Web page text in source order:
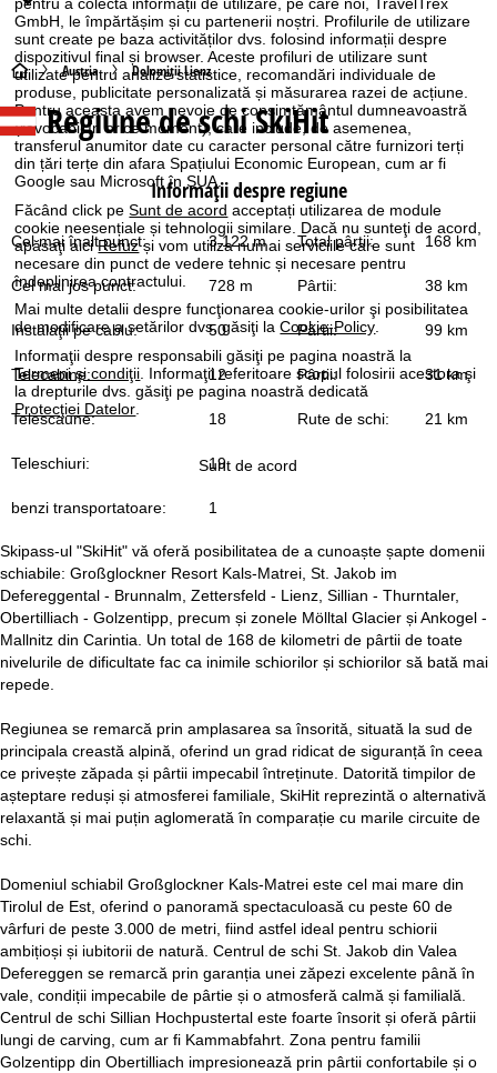
pentru a colecta informații de utilizare, pe care noi, TravelTrex
GmbH, le împărtășim și cu partenerii noștri. Profilurile de utilizare
sunt create pe baza activităților dvs. folosind informații despre
dispozitivul final și browser. Aceste profiluri de utilizare sunt
utilizate pentru analize statistice, recomandări individuale de
produse, publicitate personalizată și măsurarea razei de acțiune.
Pentru aceasta avem nevoie de consimțământul dumneavoastră
(revocabil în orice moment), care include, de asemenea,
transferul anumitor date cu caracter personal către furnizori terți
din țări terțe din afara Spațiului Economic European, cum ar fi
Google sau Microsoft în SUA.
Făcând click peSunt de acord acceptați utilizarea de module
cookie neesențiale și tehnologii similare. Dacă nu sunteţi de acord,
apăsaţi aiciRefuzși vom utiliza numai serviciile care sunt
necesare din punct de vedere tehnic și necesare pentru
îndeplinirea contractului.
Mai multe detalii despre funcţionarea cookie-urilor şi posibilitatea
de modificare a setărilor dvs. găsiţi laCookie-Policy
Informaţii despre responsabili găsiţi pe pagina noastră la
Termeni şi condiţii . Informaţii referitoare scopul folosirii acestora şi
la drepturile dvs. găsiţi pe pagina noastră dedicată
Protecţiei Datelor
Sunt de acord
A
c
a
s
ă
Austria Dolomiţii Lienz
Regiune de schi SkiHit
Informaţii despre regiune
Cel mai înalt punct: 3.122 m Total pârtii: 168 km
Cel mai jos punct: 728 m Pârtii: 38 km
Instalaţii pe cablu: 50 Pârtii: 99 km
Telecabine: 12 Pârtii: 31 km
Telescaune: 18 Rute de schi: 21 km
Teleschiuri: 19
benzi transportatoare: 1
Skipass-ul "SkiHit" vă oferă posibilitatea de a cunoaște șapte domenii
schiabile: Großglockner Resort Kals-Matrei, St. Jakob im
Defereggental - Brunnalm, Zettersfeld - Lienz, Sillian - Thurntaler,
Obertilliach - Golzentipp, precum și zonele Mölltal Glacier și Ankogel -
Mallnitz din Carintia. Un total de 168 de kilometri de pârtii de toate
nivelurile de dificultate fac ca inimile schiorilor și schiorilor să bată mai
repede.
Regiunea se remarcă prin amplasarea sa însorită, situată la sud de
principala creastă alpină, oferind un grad ridicat de siguranță în ceea
ce privește zăpada și pârtii impecabil întreținute. Datorită timpilor de
așteptare reduși și atmosferei familiale, SkiHit reprezintă o alternativă
relaxantă și mai puțin aglomerată în comparație cu marile circuite de
schi.
Domeniul schiabil Großglockner Kals-Matrei este cel mai mare din
Tirolul de Est, oferind o panoramă spectaculoasă cu peste 60 de
vârfuri de peste 3.000 de metri, fiind astfel ideal pentru schiorii
ambițioși și iubitorii de natură. Centrul de schi St. Jakob din Valea
Defereggen se remarcă prin garanția unei zăpezi excelente până în
vale, condiții impecabile de pârtie și o atmosferă calmă și familială.
Centrul de schi Sillian Hochpustertal este foarte însorit și oferă pârtii
lungi de carving, cum ar fi Kammabfahrt. Zona pentru familii
Golzentipp din Obertilliach impresionează prin pârtii confortabile și o